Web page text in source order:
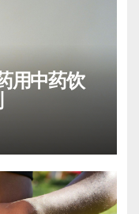
用中药饮